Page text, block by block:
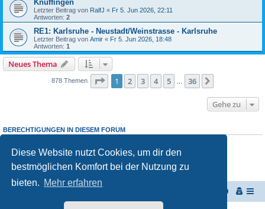
Diese Website nutzt Cookies, um dir den
bestmöglichen Komfort bei der Nutzung zu
bieten. Mehr erfahren
Knuffingen
Letzter Beitrag von RalfJ « Fr 5. Jun 2026, 22:11
Antworten: 2
RE1: Karlsruhe - Neustadt/Weinstrasse - Karlsruhe
Letzter Beitrag von Amir « Fr 5. Jun 2026, 18:48
Antworten: 1
Neues Thema
878 Themen Seite 1von 36
1 2 3 4 5 36
Gehe zu
BERECHTIGUNGEN IN DIESEM FORUM
Du darfst keineAntworten zu Themen in diesem Forum erstellen.
Du darfst deine Beiträge in diesem Forumnichtändern.
Du darfst deine Beiträge in diesem Forum nicht löschen.
keine